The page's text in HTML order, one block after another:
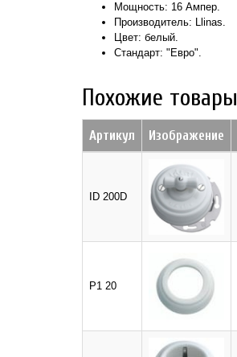
Мощность: 16 Ампер.
Производитель: Llinas.
Цвет: белый.
Стандарт: "Евро".
Похожие товары
Артикул Изображение
ID 200D
Р1 20